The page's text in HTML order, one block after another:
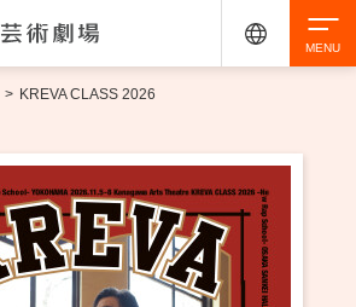
チケット購入 交通案内
> KREVA CLASS 2026